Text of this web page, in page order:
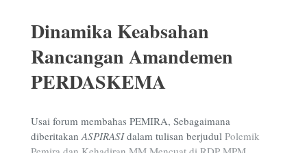
Dinamika Keabsahan
Rancangan Amandemen
PERDASKEMA
Usai forum membahas PEMIRA, Sebagaimana
diberitakanASPIRASIdalam tulisan berjudul Polemik